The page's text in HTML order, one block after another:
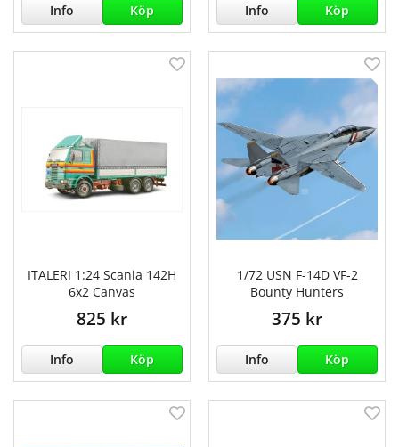
Info Köp Info Köp
ITALERI 1:24 Scania 142H
6x2 Canvas
825 kr
Info Köp
1/72 USN F-14D VF-2
Bounty Hunters
375 kr
Info Köp